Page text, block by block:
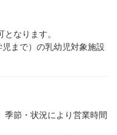
なります。
まで）の乳幼児対象施設
季節・状況により営業時間